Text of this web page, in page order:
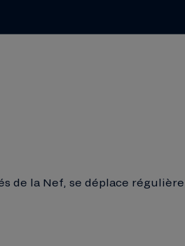
de la Nef, se déplace